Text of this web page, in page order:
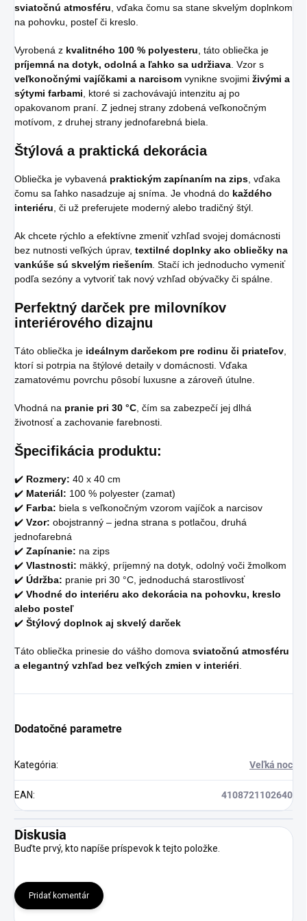
sviatočnú atmosféru , vďaka čomu sa stane skvelým doplnkom
na pohovku, posteľ či kreslo.
Vyrobená z kvalitného 100 % polyesteru , táto obliečka je
príjemná na dotyk, odolná a ľahko sa udržiava . Vzor s
veľkonočnými vajíčkami a narcisom vynikne svojimi živými a
sýtymi farbami , ktoré si zachovávajú intenzitu aj po
opakovanom praní. Z jednej strany zdobená veľkonočným
motívom, z druhej strany jednofarebná biela.
Štýlová a praktická dekorácia
Obliečka je vybavená praktickým zapínaním na zips , vďaka
čomu sa ľahko nasadzuje aj sníma. Je vhodná do každého
interiéru , či už preferujete moderný alebo tradičný štýl.
Ak chcete rýchlo a efektívne zmeniť vzhľad svojej domácnosti
bez nutnosti veľkých úprav, textilné doplnky ako obliečky na
vankúše sú skvelým riešením . Stačí ich jednoducho vymeniť
podľa sezóny a vytvoriť tak nový vzhľad obývačky či spálne.
Perfektný darček pre milovníkov
interiérového dizajnu
Táto obliečka je ideálnym darčekom pre rodinu či priateľov
ktorí si potrpia na štýlové detaily v domácnosti. Vďaka
zamatovému povrchu pôsobí luxusne a zároveň útulne.
Vhodná na pranie pri 30 °C , čím sa zabezpečí jej dlhá
životnosť a zachovanie farebnosti.
Špecifikácia produktu:
✔️ Rozmery: 40 x 40 cm
✔️ Materiál: 100 % polyester (zamat)
✔️ Farba: biela s veľkonočným vzorom vajíčok a narcisov
✔️ Vzor: obojstranný – jedna strana s potlačou, druhá
jednofarebná
✔️ Zapínanie: na zips
✔️ Vlastnosti: mäkký, príjemný na dotyk, odolný voči žmolkom
✔️ Údržba: pranie pri 30 °C, jednoduchá starostlivosť
✔️ Vhodné do interiéru ako dekorácia na pohovku, kreslo
alebo posteľ
✔️ Štýlový doplnok aj skvelý darček
Táto obliečka prinesie do vášho domova sviatočnú atmosféru
a elegantný vzhľad bez veľkých zmien v interiéri
Dodatočné parametre
Kategória: Veľká noc
EAN: 4108721102640
Diskusia
Buďte prvý, kto napíše príspevok k tejto položke.
Pridať komentár